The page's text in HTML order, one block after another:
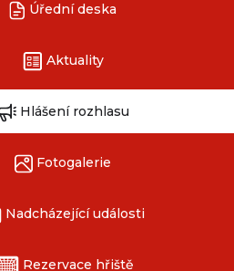
Úřední deska
Aktuality
Hlášení rozhlasu
Fotogalerie
Nadcházející události
Rezervace hřiště